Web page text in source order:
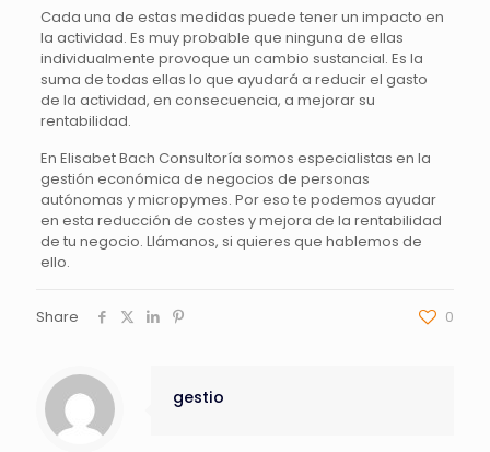
Cada una de estas medidas puede tener un impacto en
la actividad. Es muy probable que ninguna de ellas
individualmente provoque un cambio sustancial. Es la
suma de todas ellas lo que ayudará a reducir el gasto
de la actividad, en consecuencia, a mejorar su
rentabilidad.
En Elisabet Bach Consultoría somos especialistas en la
gestión económica de negocios de personas
autónomas y micropymes. Por eso te podemos ayudar
en esta reducción de costes y mejora de la rentabilidad
de tu negocio. Llámanos, si quieres que hablemos de
ello.
Share 0
gestio